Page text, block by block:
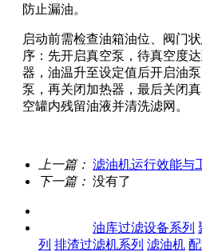
防止漏油。
启动前需检查油箱油位、阀门
序：先开启真空泵，待真空度
器，油温升至设定值后开启油
泵，再关闭加热器，最后关闭
空罐内残留油液并清洗滤网。
上一篇： 滤油机运行效能与
下一篇： 没有了
油库过滤设备系列
列 排渣过滤机系列 滤油机